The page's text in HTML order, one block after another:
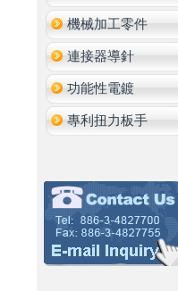
機械加工零件
連接器導針
功能性電鍍
專利扭力板手